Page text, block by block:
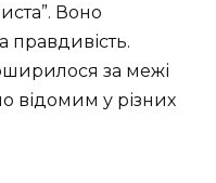
Воно
правдивість.
за межі
відомим у різних